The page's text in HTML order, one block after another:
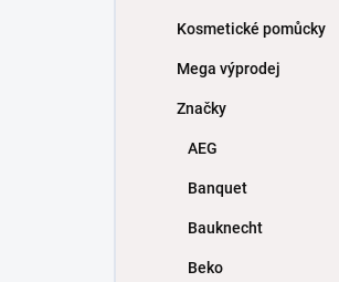
Kosmetické pomůcky
Mega výprodej
Značky
AEG
Banquet
Bauknecht
Beko